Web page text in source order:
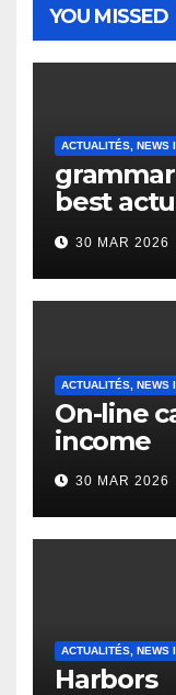
YOU MISSED
ACTUALITÉS, NEWS
best
to it’s
English
Heap
30 MAR 2026
ACTUALITÉS, NEWS
On-line
income
30 MAR 2026
ACTUALITÉS, NEWS
Harbors